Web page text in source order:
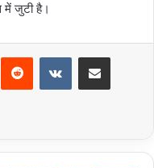
जुटी है।
Reddit VKontakteShare via Email